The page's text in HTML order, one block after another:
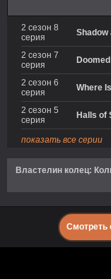
2 сезон 8
серия
Shadow
2 сезон 7
серия
2 сезон 6
серия
Where
2 сезон 5
серия
Halls of
показать все серии
Властелин колец:
Смотреть